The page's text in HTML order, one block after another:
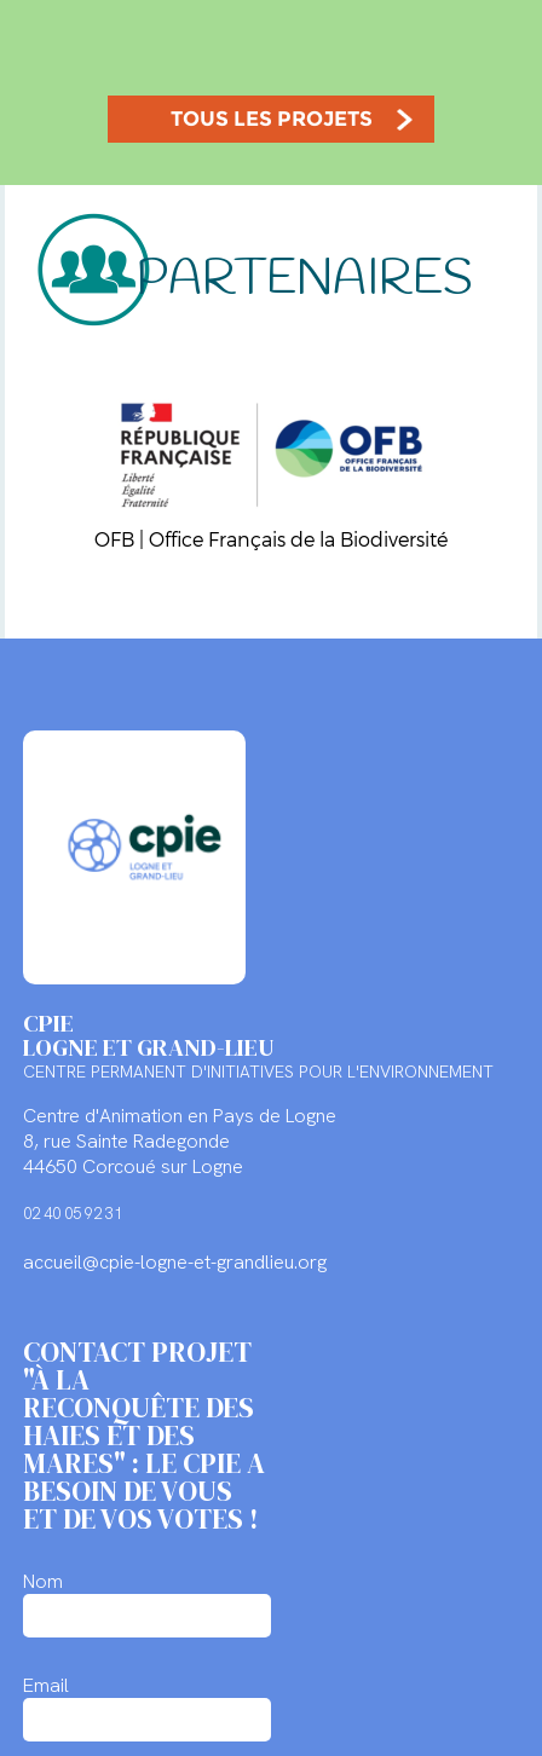
TOUS LES PROJETS
PARTENAIRES
OFB | Office Français de la Biodiversité
CPIE
LOGNE ET GRAND-LIEU
CENTRE PERMANENT D'INITIATIVES POUR L'ENVIRONNEMENT
Centre d'Animation en Pays de Logne
8, rue Sainte Radegonde
44650 Corcoué sur Logne
02 40 05 92 31
accueil@cpie-logne-et-grandlieu.org
CONTACT PROJET
"À LA
RECONQUÊTE DES
HAIES ET DES
MARES" : LE CPIE A
BESOIN DE VOUS
ET DE VOS VOTES !
Nom
Email